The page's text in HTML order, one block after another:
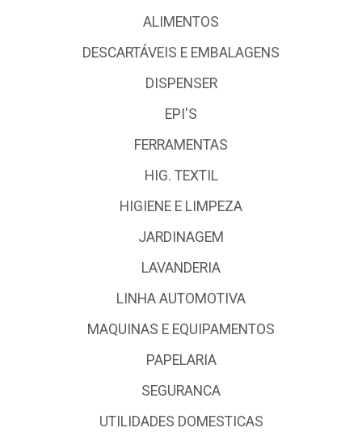
ALIMENTOS
DESCARTÁVEIS E EMBALAGENS
DISPENSER
EPI'S
FERRAMENTAS
HIG. TEXTIL
HIGIENE E LIMPEZA
JARDINAGEM
LAVANDERIA
LINHA AUTOMOTIVA
MAQUINAS E EQUIPAMENTOS
PAPELARIA
SEGURANCA
UTILIDADES DOMESTICAS